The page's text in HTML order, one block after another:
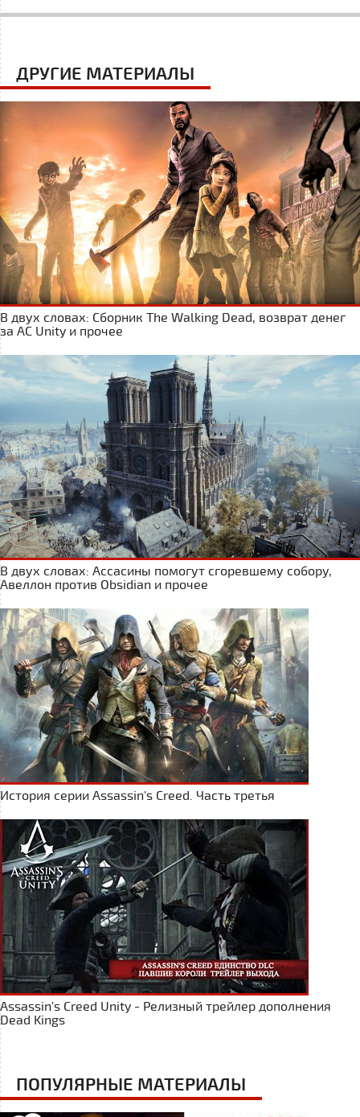
ДРУГИЕ МАТЕРИАЛЫ
В двух словах: Сборник The Walking Dead, возврат денег
за AC Unity и прочее
В двух словах: Ассасины помогут сгоревшему собору,
Авеллон против Obsidian и прочее
История серии Assassin's Creed. Часть третья
Assassin's Creed Unity - Релизный трейлер дополнения
Dead Kings
ПОПУЛЯРНЫЕ МАТЕРИАЛЫ